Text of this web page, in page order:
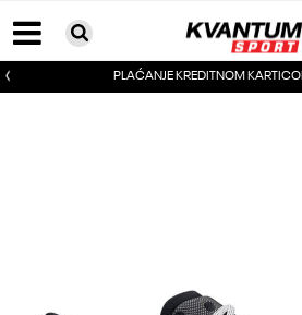
PLAĆANJE KREDITNOM